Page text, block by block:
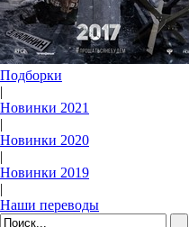
Подборки
|
Новинки 2021
|
Новинки 2020
|
Новинки 2019
|
Наши переводы